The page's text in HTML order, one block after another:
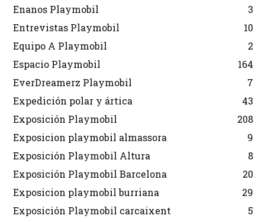
Enanos Playmobil
3
Entrevistas Playmobil
10
Equipo A Playmobil
2
Espacio Playmobil
164
EverDreamerz Playmobil
7
Expedición polar y ártica
43
Exposición Playmobil
208
Exposicion playmobil almassora
9
Exposición Playmobil Altura
8
Exposición Playmobil Barcelona
20
Exposicion playmobil burriana
29
Exposición Playmobil carcaixent
5